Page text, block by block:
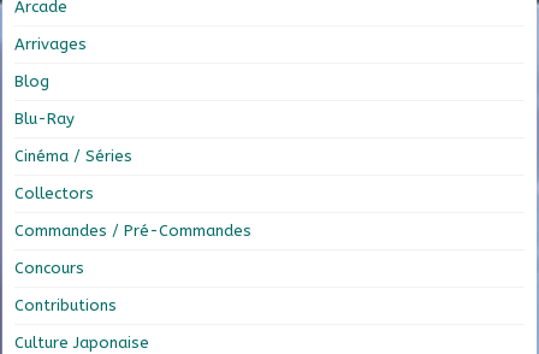
Arcade
Arrivages
Blog
Blu-Ray
Cinéma / Séries
Collectors
Commandes / Pré-Commandes
Concours
Contributions
Culture Japonaise